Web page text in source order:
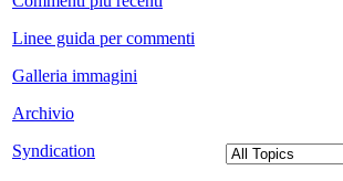
Linee guida per commenti
Galleria immagini
Archivio
Syndication